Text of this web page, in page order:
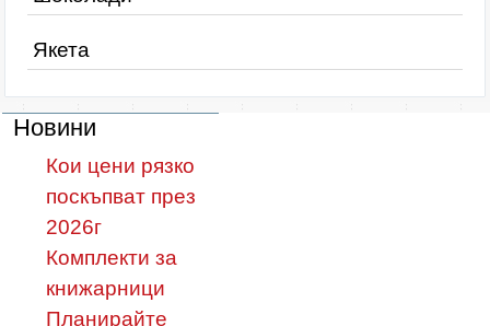
Якета
Новини
Кои цени рязко
поскъпват през
2026г
Комплекти за
книжарници
Планирайте